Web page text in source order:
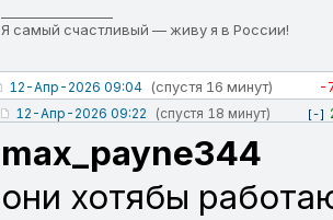
Я самый счастливый — живу я в России!
12-Апр-2026 09:04 (спустя 16 минут) -
12-Апр-2026 09:22 (спустя 18 минут) [-]
max_payne344
они хотябы